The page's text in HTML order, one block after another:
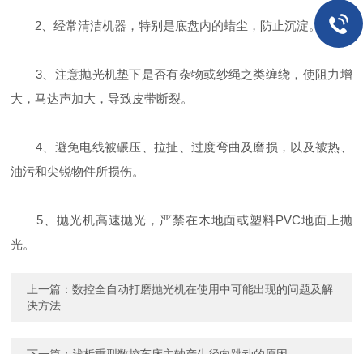
2、经常清洁机器，特别是底盘内的蜡尘，防止沉淀。
3、注意抛光机垫下是否有杂物或纱绳之类缠绕，使阻力增
大，马达声加大，导致皮带断裂。
4、避免电线被碾压、拉扯、过度弯曲及磨损，以及被热、
油污和尖锐物件所损伤。
5、抛光机高速抛光，严禁在木地面或塑料PVC地面上抛
光。
上一篇：数控全自动打磨抛光机在使用中可能出现的问题及解
决方法